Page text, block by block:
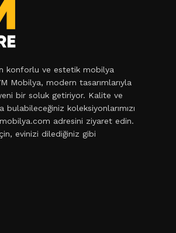
konforlu ve estetik mobilya
Mobilya, modern tasarımlarıyla
bir soluk getiriyor. Kalite ve
bulabileceğiniz koleksiyonlarımızı
adresini ziyaret edin.
evinizi dilediğiniz gibi